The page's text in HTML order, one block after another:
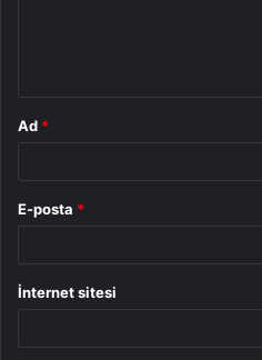
Ad *
E-posta *
İnternet sitesi